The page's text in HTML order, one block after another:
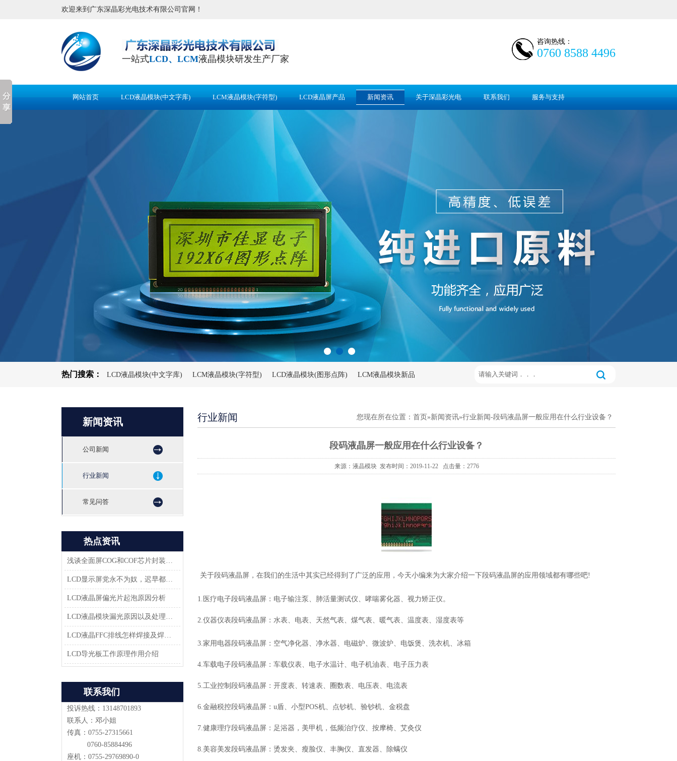
欢迎来到广东深晶彩光电技术有限公司官网！
一站式LCD、LCM液晶模块研发生产厂家
咨询热线：
0760 8588 4496
网站首页 LCD液晶模块(中文字库) LCM液晶模块(字符型) LCD液晶屏产品 新闻资讯 关于深晶彩光电 联系我们 服务与支持
热门搜索： LCD液晶模块(中文字库) LCM液晶模块(字符型) LCD液晶模块(图形点阵) LCM液晶模块新品
新闻资讯
公司新闻
行业新闻
常见问答
热点资讯
浅谈全面屏COG和COF芯片封装技术
LCD显示屏党永不为奴，迟早都会返回市场
LCD液晶屏偏光片起泡原因分析
LCD液晶模块漏光原因以及处理方法-深圳佳显LCD液晶厂家
LCD液晶FFC排线怎样焊接及焊接方案
LCD导光板工作原理作用介绍
联系我们
投诉热线：13148701893
联系人：邓小姐
传真：0755-27315661
0760-85884496
座机：0755-29769890-0
您现在所在位置： 首页 »新闻资讯»行业新闻-段码液晶屏一般应用在什么行业设备？
行业新闻
段码液晶屏一般应用在什么行业设备？
来源：液晶模块 发布时间：2019-11-22 点击量：2776
关于段码液晶屏，在我们的生活中其实已经得到了广泛的应用，今天小编来为大家介绍一下段码液晶屏的应用领域都有哪些吧!
1.医疗电子段码液晶屏：电子输注泵、肺活量测试仪、哮喘雾化器、视力矫正仪。
2.仪器仪表段码液晶屏：水表、电表、天然气表、煤气表、暖气表、温度表、湿度表等
3.家用电器段码液晶屏：空气净化器、净水器、电磁炉、微波炉、电饭煲、洗衣机、冰箱
4.车载电子段码液晶屏：车载仪表、电子水温计、电子机油表、电子压力表
5.工业控制段码液晶屏：开度表、转速表、圈数表、电压表、电流表
6.金融税控段码液晶屏：u盾、小型POS机、点钞机、验钞机、金税盘
7.健康理疗段码液晶屏：足浴器，美甲机，低频治疗仪、按摩椅、艾灸仪
8.美容美发段码液晶屏：烫发夹、瘦脸仪、丰胸仪、直发器、除螨仪